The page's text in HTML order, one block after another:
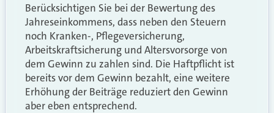
Berücksichtigen Sie bei der Bewertung des
Jahreseinkommens, dass neben den Steuern
noch Kranken-, Pflegeversicherung,
Arbeitskraftsicherung und Altersvorsorge von
dem Gewinn zu zahlen sind. Die Haftpflicht ist
bereits vor dem Gewinn bezahlt, eine weitere
Erhöhung der Beiträge reduziert den Gewinn
aber eben entsprechend.